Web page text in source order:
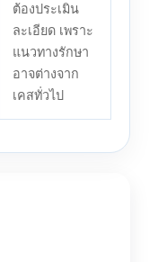
ต้องประเมิน
ละเอียด เพราะ
แนวทางรักษา
อาจต่างจาก
เคสทั่วไป